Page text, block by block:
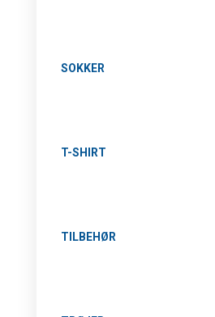
SOKKER
T-SHIRT
TILBEHØR